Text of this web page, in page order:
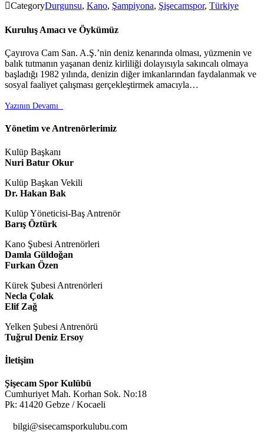
CategoryDurgunsu, Kano, Şampiyona, Şişecamspor, Türkiye
Kuruluş Amacı ve Öykümüz
Çayırova Cam San. A.Ş.’nin deniz kenarında olması, yüzmenin ve
balık tutmanın yaşanan deniz kirliliği dolayısıyla sakıncalı olmaya
başladığı 1982 yılında, denizin diğer imkanlarından faydalanmak ve
sosyal faaliyet çalışması gerçekleştirmek amacıyla…
Yazının Devamı
Yönetim ve Antrenörlerimiz
Kulüp Başkanı
Nuri Batur Okur
Kulüp Başkan Vekili
Dr. Hakan Bak
Kulüp Yöneticisi-Baş Antrenör
Barış Öztürk
Kano Şubesi Antrenörleri
Damla Güldoğan
Furkan Özen
Kürek Şubesi Antrenörleri
Necla Çolak
Elif Zağ
Yelken Şubesi Antrenörü
Tuğrul Deniz Ersoy
İletişim
Şişecam Spor Kulübü
Cumhuriyet Mah. Korhan Sok. No:18
Pk: 41420 Gebze / Kocaeli
bilgi@sisecamsporkulubu.com